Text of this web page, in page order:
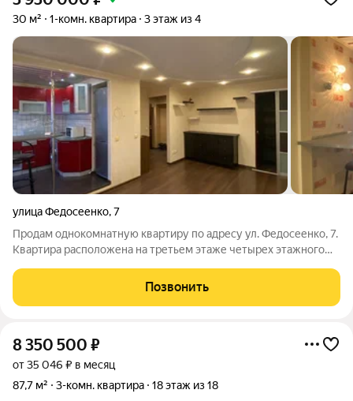
30 м² 1-комн. квартира 3 этаж из 4
улица Федосеенко,7
Продам однокомнатную квартиру по адресу ул. Федосеенко, 7.
Квартира расположена на третьем этаже четырех этажного
площадь квартиры 30 кВ., жилая комната 17 кв.м, кухня 6 кв.м.
В квартире сделан
Позвонить
8 350 500 ₽
от 35 046 ₽ в месяц
87,7 м²
3-комн. квартира 18 этаж из 18